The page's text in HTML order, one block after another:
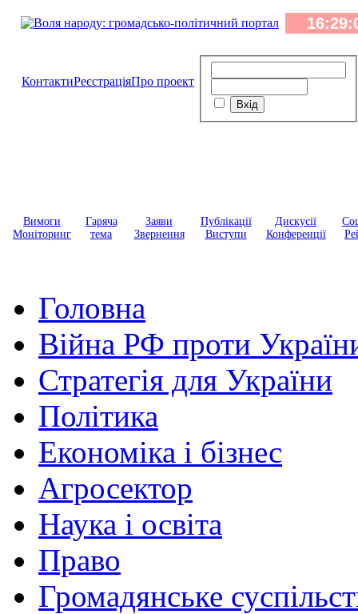
КонтактиРеєстраціяПро проект
Вимоги
Моніторинг
Гаряча
тема
Заяви
Звернення
Публікації
Виступи
Дискусії
Конференції
Головна
Війна РФ проти
Стратегія для України
Політика
Економіка і бізнес
Агросектор
Наука і освіта
Право
Громадянське